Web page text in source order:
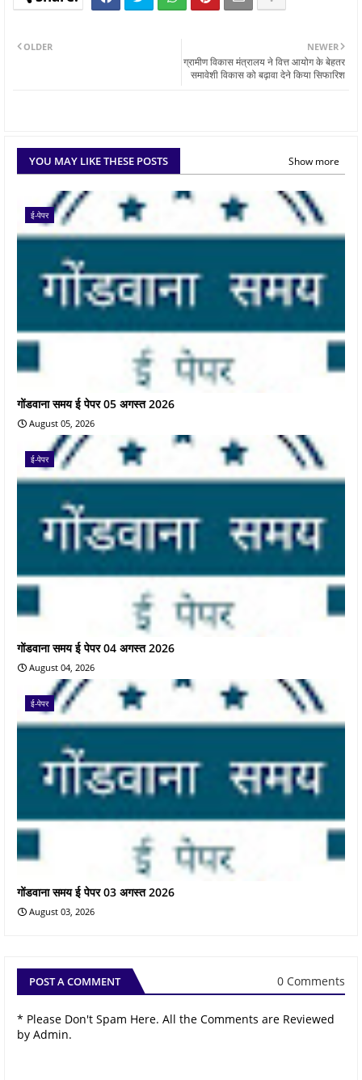
NEWER
ग्रामीण विकास मंत्रालय ने वित्त आयोग के बेहतर
समावेशी विकास को बढ़ावा देने किया सिफारिश
OLDER
YOU MAY LIKE THESE POSTS Show more
ई-पेपर
गोंडवाना समय ई पेपर 05 अगस्त 2026
August 05, 2026
ई-पेपर
गोंडवाना समय ई पेपर 04 अगस्त 2026
August 04, 2026
ई-पेपर
गोंडवाना समय ई पेपर 03 अगस्त 2026
August 03, 2026
POST A COMMENT 0 Comments
* Please Don't Spam Here. All the Comments are Reviewed
by Admin.